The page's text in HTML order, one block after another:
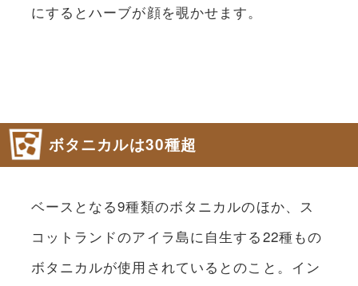
にするとハーブが顔を覗かせます。
ボタニカルは30種超
ベースとなる9種類のボタニカルのほか、ス
コットランドのアイラ島に自生する22種もの
ボタニカルが使用されているとのこと。イン